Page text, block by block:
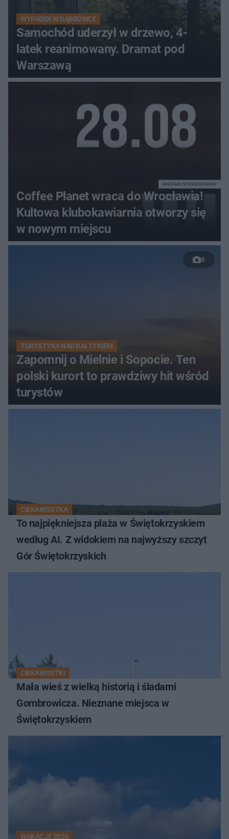
WYPADEK W DĄBRÓWCE
Samochód uderzył w drzewo, 4-
latek reanimowany. Dramat pod
Warszawą
Coffee Planet wraca do Wrocławia!
Kultowa klubokawiarnia otworzy się
w nowym miejscu
MATERIAŁ SPONSOROWANY
6
TURYSTYKA NAD BAŁTYKIEM
Zapomnij o Mielnie i Sopocie. Ten
polski kurort to prawdziwy hit wśród
turystów
CIEKAWOSTKA
To najpiękniejsza plaża w Świętokrzyskiem
według AI. Z widokiem na najwyższy szczyt
Gór Świętokrzyskich
CIEKAWOSTKI
Mała wieś z wielką historią i śladami
Gombrowicza. Nieznane miejsca w
Świętokrzyskiem
WAKACJE 2026